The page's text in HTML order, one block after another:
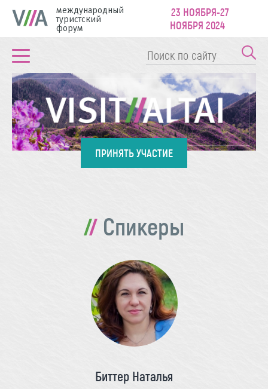
международный
туристский
форум
23 НОЯБРЯ-27
НОЯБРЯ 2024
ПРИНЯТЬ УЧАСТИЕ
Спикеры
Биттер Наталья